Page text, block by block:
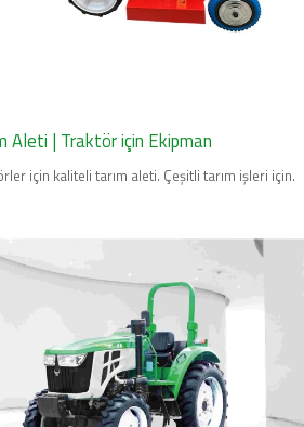
Aleti | Traktör için Ekipman
için kaliteli tarım aleti. Çeşitli tarım işleri için.